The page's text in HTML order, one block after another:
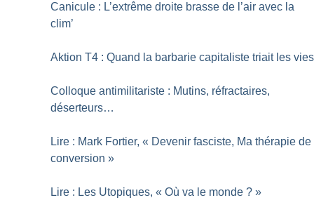
Canicule : L’extrême droite brasse de l’air avec la
clim’
Aktion T4 : Quand la barbarie capitaliste triait les vies
Colloque antimilitariste : Mutins, réfractaires,
déserteurs…
Lire : Mark Fortier, « Devenir fasciste, Ma thérapie de
conversion »
Lire : Les Utopiques, « Où va le monde ? »